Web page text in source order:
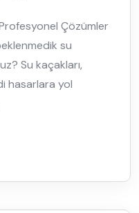
Çözümler
su
Su kaçakları,
hasarlara yol